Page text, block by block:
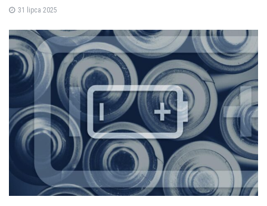
31 lipca 2025